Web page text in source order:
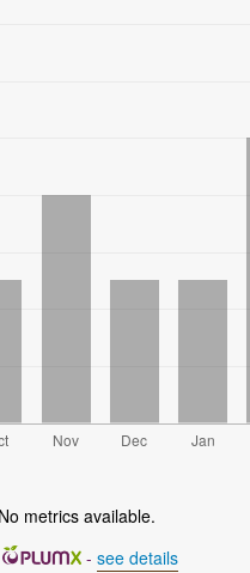
No metrics available.
- see details